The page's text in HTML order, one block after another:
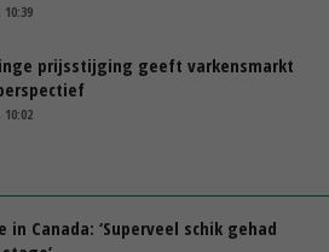
10:39
prijsstijging geeft varkensmarkt
10:02
in Canada: ‘Superveel schik gehad